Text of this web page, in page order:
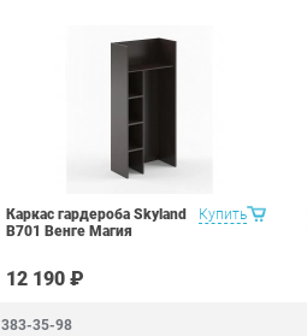
Купить
Каркас гардероба Skyland
В701 Венге Магия
12 190 ₽
35-98